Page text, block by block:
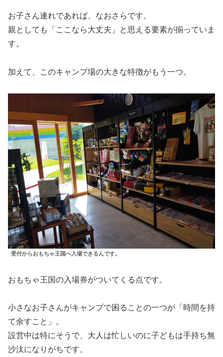
お子さん連れであれば、なおさらです。
親としても「ここなら大丈夫」と思える要素が揃っていま
す。
加えて、このキャンプ場の大きな特徴がもう一つ。
受付からおもちゃ王国へ入場できるんです。
おもちゃ王国の入場券がついてくる点です。
小さなお子さんがキャンプで困ることの一つが「時間を持
て余すこと」。
設営中は特にそうで、大人は忙しいのに子どもは手持ち無
沙汰になりがちです。